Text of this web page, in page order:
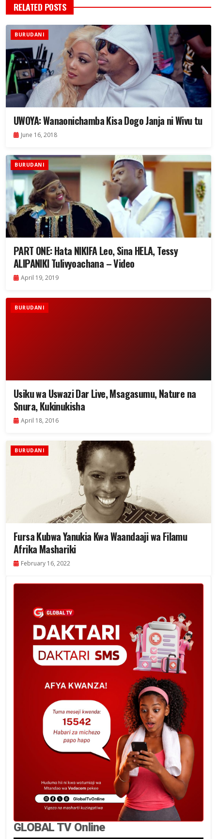
RELATED POSTS
BURUDANI
UWOYA: Wanaonichamba Kisa Dogo Janja ni Wivu tu
June 16, 2018
BURUDANI
PART ONE: Hata NIKIFA Leo, Sina HELA, Tessy
ALIPANIKI Tulivyoachana – Video
April 19, 2019
BURUDANI
Usiku wa Uswazi Dar Live, Msagasumu, Nature na
Snura, Kukinukisha
April 18, 2016
BURUDANI
Fursa Kubwa Yanukia Kwa Waandaaji wa Filamu
Afrika Mashariki
February 16, 2022
GLOBAL TV Online